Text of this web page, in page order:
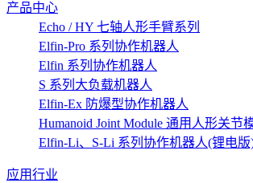
产品中心
Echo / HY 七轴人形手臂系列
Elfin-Pro 系列协作机器人
Elfin 系列协作机器人
S 系列大负载机器人
Elfin-Ex 防爆型协作机器人
Humanoid Joint Module 通用人形关节
Elfin-Li、S-Li 系列协作机器人(锂电版
应用行业